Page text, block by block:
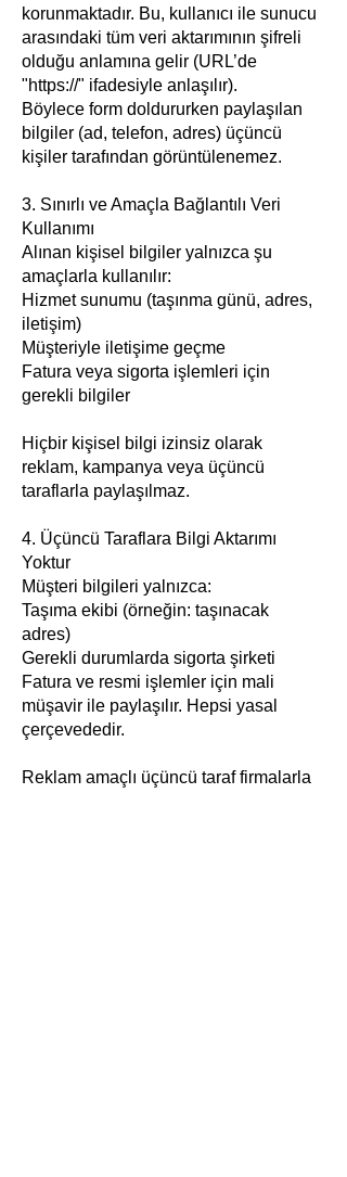
korunmaktadır. Bu, kullanıcı ile sunucu
arasındaki tüm veri aktarımının şifreli
olduğu anlamına gelir (URL’de
"https://" ifadesiyle anlaşılır).
Böylece form doldururken paylaşılan
bilgiler (ad, telefon, adres) üçüncü
kişiler tarafından görüntülenemez.
3. Sınırlı ve Amaçla Bağlantılı Veri
Kullanımı
Alınan kişisel bilgiler yalnızca şu
amaçlarla kullanılır:
Hizmet sunumu (taşınma günü, adres,
iletişim)
Müşteriyle iletişime geçme
Fatura veya sigorta işlemleri için
gerekli bilgiler
Hiçbir kişisel bilgi izinsiz olarak
reklam, kampanya veya üçüncü
taraflarla paylaşılmaz.
4. Üçüncü Taraflara Bilgi Aktarımı
Yoktur
Müşteri bilgileri yalnızca:
Taşıma ekibi (örneğin: taşınacak
adres)
Gerekli durumlarda sigorta şirketi
Fatura ve resmi işlemler için mali
müşavir ile paylaşılır. Hepsi yasal
çerçevededir.
Reklam amaçlı üçüncü taraf firmalarla